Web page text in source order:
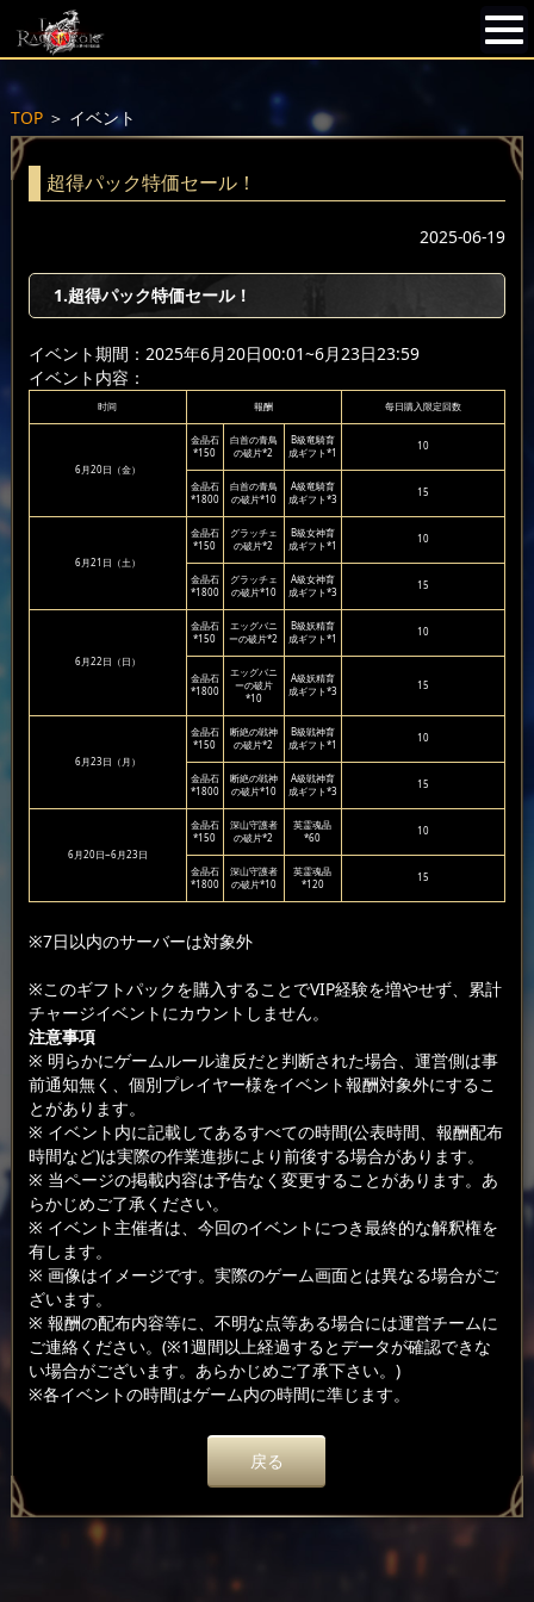
TOP＞ イベント
超得パック特価セール！
2025-06-19
1.超得パック特価セール！
イベント期間：2025年6月20日00:01~6月23日23:59
イベント内容：
时间 報酬 每日購入限定回数
6月20日（金）
金晶石
*150
白首の青鳥
の破片*2
B級竜騎育
成ギフト*1
10
金晶石
*1800
白首の青鳥
の破片*10
A級竜騎育
成ギフト*3
15
6月21日（土）
金晶石
*150
グラッチェ
の破片*2
B級女神育
成ギフト*1
10
金晶石
*1800
グラッチェ
の破片*10
A級女神育
成ギフト*3
15
6月22日（日）
金晶石
*150
エッグバニ
ーの破片*2
B級妖精育
成ギフト*1
10
金晶石
*1800
エッグバニ
ーの破片
*10
A級妖精育
成ギフト*3
15
6月23日（月）
金晶石
*150
断絶の戦神
の破片*2
B級戦神育
成ギフト*1
10
金晶石
*1800
断絶の戦神
の破片*10
A級戦神育
成ギフト*3
15
6月20日~6月23日
金晶石
*150
深山守護者
の破片*2
英霊魂晶
*60
10
金晶石
*1800
深山守護者
の破片*10
英霊魂晶
*120
15
※7日以内のサーバーは対象外
※このギフトパックを購入することでVIP経験を増やせず、累計
チャージイベントにカウントしません。
注意事項
※ 明らかにゲームルール違反だと判断された場合、運営側は事
前通知無く、個別プレイヤー様をイベント報酬対象外にするこ
とがあります。
※ イベント内に記載してあるすべての時間(公表時間、報酬配布
時間など)は実際の作業進捗により前後する場合があります。
※ 当ページの掲載内容は予告なく変更することがあります。あ
らかじめご了承ください。
※ イベント主催者は、今回のイベントにつき最終的な解釈権を
有します。
※ 画像はイメージです。実際のゲーム画面とは異なる場合がご
ざいます。
※ 報酬の配布内容等に、不明な点等ある場合には運営チームに
ご連絡ください。(※1週間以上経過するとデータが確認できな
い場合がございます。あらかじめご了承下さい。)
※各イベントの時間はゲーム内の時間に準じます。
戻る